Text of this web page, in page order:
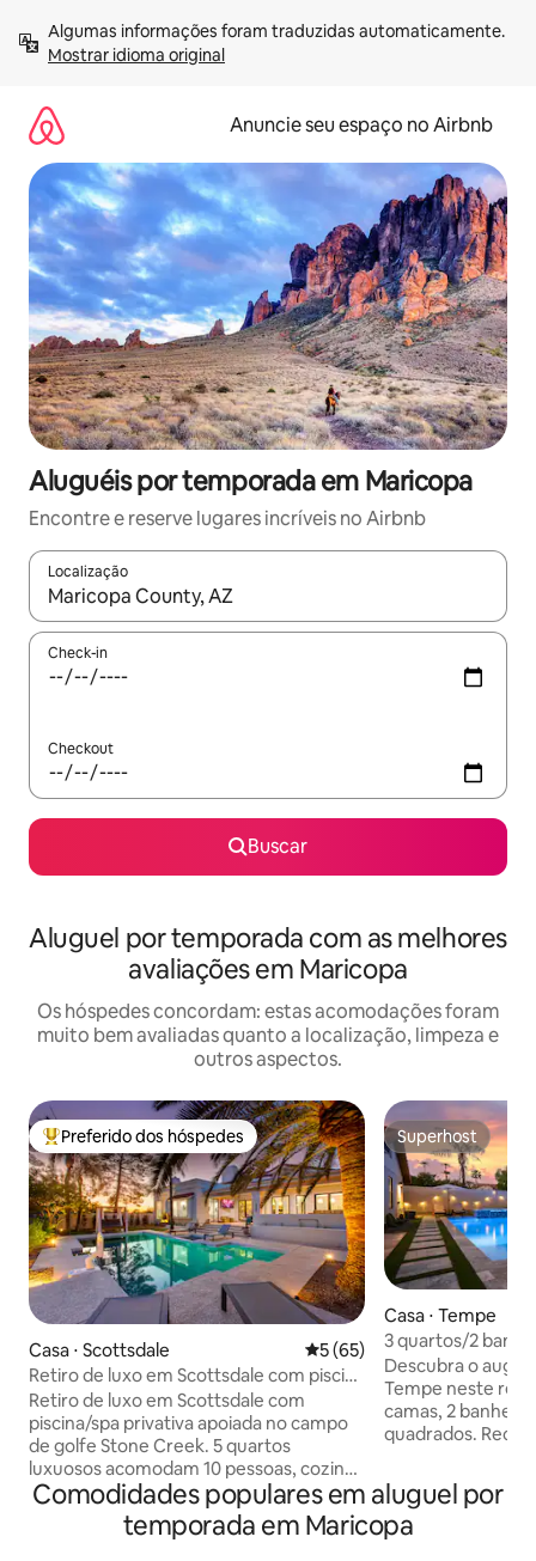
para
Mostrar idioma original
Anuncie seu espaço no Airbnb
Aluguéis por temporada em Maricopa
Encontre e reserve lugares incríveis no Airbnb
Localização
Quando os resultados estiverem disponíveis, explore-os
Check-in
Checkout
Buscar
Aluguel por temporada com as melhores
avaliações em Maricopa
Os hóspedes concordam: estas acomodações foram
muito bem avaliadas quanto a localização, limpeza e
outros aspectos.
Entre os melhores preferidos dos hóspedes
Preferido dos hóspedes
Casa ⋅ Scottsdale 5 de uma avaliação média
5 (65)
Retiro de luxo em Scottsdale com piscina
aquecida e banheira de hidromassagem
Retiro de luxo em Scottsdale com
piscina/spa privativa apoiada no campo
de golfe Stone Creek. 5 quartos
luxuosos acomodam 10 pessoas, cozinha
gourmet do chef, TV ao ar livre, sistema
de névoa para mantê-lo fresco ao ar
livre, ping pong. Caminhe até
Superhost
Superhost
Casa ⋅ Tempe
3 quartos/2
salgada/jacuzzi/
Descubra o auge
Tempe neste
camas, 2
quadrados.
mesa de bilhar,
polegadas e uma
eletrodomésticos
fora, delicie-se
Comodidades populares em aluguel por
temporada em Maricopa